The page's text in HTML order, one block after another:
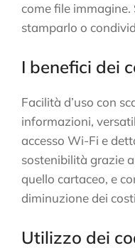
come file immagine.
stamparlo o
I benefici dei
Facilità d’uso con
informazioni,
accesso Wi-Fi e
sostenibilità grazie
quello cartaceo, e
diminuzione dei
Utilizzo dei